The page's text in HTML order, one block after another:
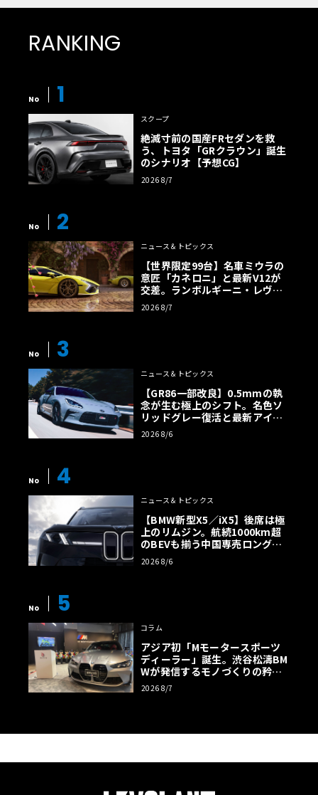
RANKING
No 1
スクープ
絶滅寸前の国産FRセダンを救
う、トヨタ「GRクラウン」誕生
のシナリオ【予想CG】
2026 8/7
No 2
ニュース＆トピックス
【世界限定99台】名車ミウラの
意匠「カネロニ」と最新V12が
交差。ランボルギーニ・レヴエ
ルトに60周年記念車が登場
2026 8/7
No 3
ニュース＆トピックス
【GR86一部改良】0.5mmの執
念が生む極上のシフト。名色ソ
リッドグレー復活と最新アイサ
イトでFRの極みへ
2026 8/6
No 4
ニュース＆トピックス
【BMW新型X5／iX5】後席は極
上のリムジン。航続1000km超
のBEVも揃う中国専売ロング仕
様の全貌
2026 8/6
No 5
コラム
アジア初「Mモータースポーツ
ディーラー」誕生。渋谷松濤BM
Wが発信するモノづくりの矜持
【木下隆之コラム】
2026 8/7